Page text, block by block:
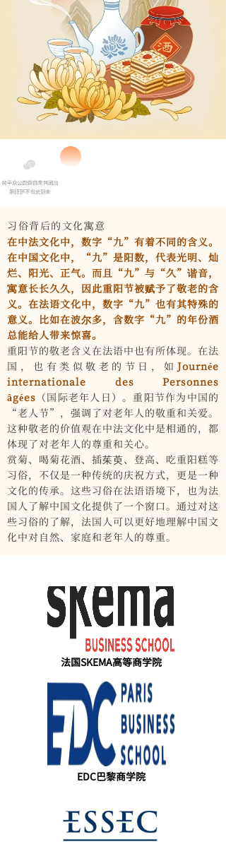
习俗背后的文化寓意
在中法文化中，数字“九”有着不同的含义。
在中国文化中，“九”是阳数，代表光明、灿
烂、阳光、正气。而且“九”与“久”谐音，
寓意长长久久，因此重阳节被赋予了敬老的含
义。在法语文化中，数字“九”也有其特殊的
意义。比如在波尔多，含数字“九”的年份酒
总能给人带来惊喜。
重阳节的敬老含义在法语中也有所体现。在法
国，也有类似敬老的节日，如 Journée
internationale des Personnes
âgées （国际老年人日）。重阳节作为中国的
“老人节”，强调了对老年人的敬重和关爱。
这种敬老的价值观在中法文化中是相通的，都
体现了对老年人的尊重和关心。
赏菊、喝菊花酒、插茱萸、登高、吃重阳糕等
习俗，不仅是一种传统的庆祝方式，更是一种
文化的传承。这些习俗在法语语境下，也为法
国人了解中国文化提供了一个窗口。通过对这
些习俗的了解，法国人可以更好地理解中国文
化中对自然、家庭和老年人的尊重。
法国克莱蒙商学院
法国SKEMA高等商学院
EDC巴黎商学院